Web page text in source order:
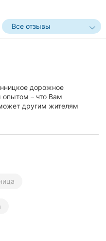
Все отзывы
дорожное
опытом – что Вам
другим жителям